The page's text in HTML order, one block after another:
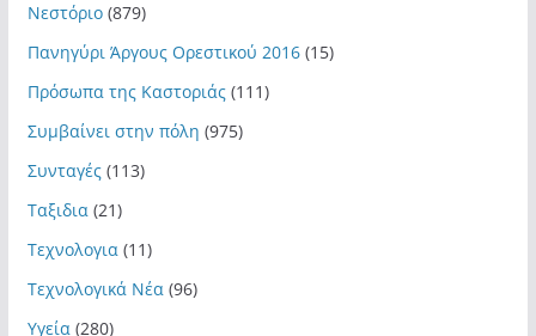
Νεστόριο(879)
Πανηγύρι Άργους Ορεστικού 2016(15)
Πρόσωπα της Καστοριάς(111)
Συμβαίνει στην πόλη (975)
Συνταγές(113)
Ταξιδια(21)
Τεχνολογια(11)
Τεχνολογικά Νέα(96)
Υγεία(280)